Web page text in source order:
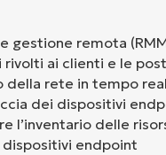
gestione remota
ai clienti e le
della rete in tempo
dei dispositivi
l’inventario delle
dispositivi endpoint